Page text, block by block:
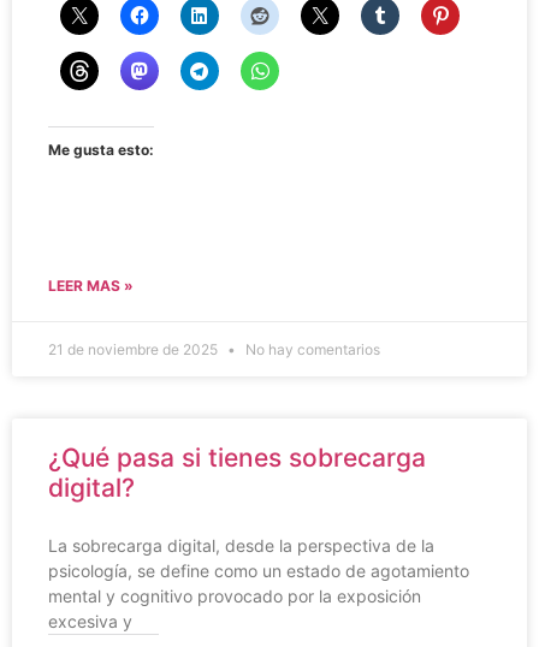
Me gusta esto:
LEER MAS »
21 de noviembre de 2025 No hay comentarios
¿Qué pasa si tienes sobrecarga
digital?
La sobrecarga digital, desde la perspectiva de la
psicología, se define como un estado de agotamiento
mental y cognitivo provocado por la exposición
excesiva y